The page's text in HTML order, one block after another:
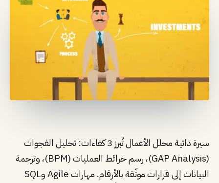
سيرة ذاتية محلل الأعمال تُبرز 3 كفاءات: تحليل الفجوات
(GAP Analysis)، رسم خرائط العمليات (BPM)، وترجمة
البيانات إلى قرارات موثّقة بالأرقام. مهارات Agile وSQL